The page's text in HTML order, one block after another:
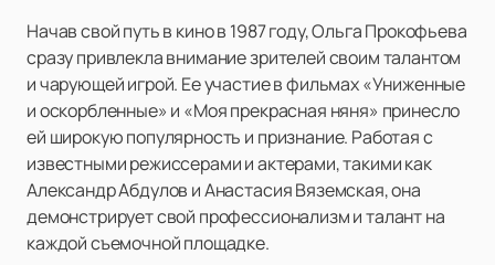
Начав свой путь в кино в 1987 году, Ольга Прокофьева
сразу привлекла внимание зрителей своим талантом
и чарующей игрой. Ее участие в фильмах «Униженные
и оскорбленные» и «Моя прекрасная няня» принесло
ей широкую популярность и признание. Работая с
известными режиссерами и актерами, такими как
Александр Абдулов и Анастасия Вяземская, она
демонстрирует свой профессионализм и талант на
каждой съемочной площадке.